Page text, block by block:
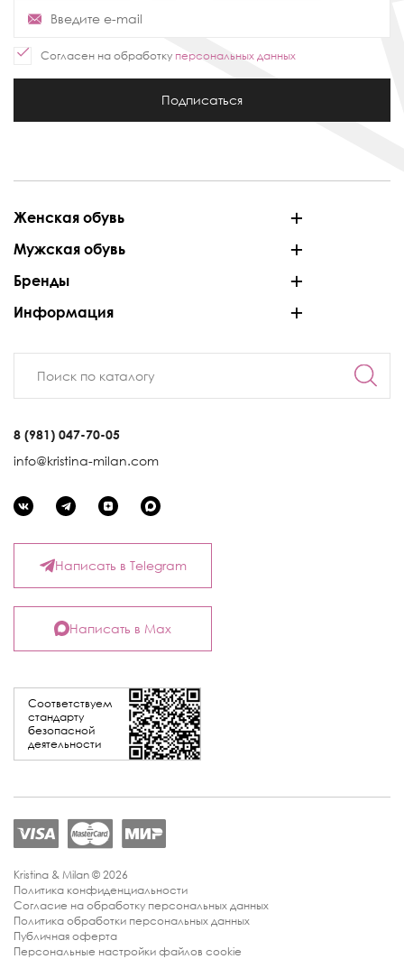
Согласен на обработку персональных данных
Подписаться
Женская обувь
Мужская обувь
Бренды
Информация
8 (981) 047-70-05
info@kristina-milan.com
Соответствуем
стандарту
безопасной
деятельности
Написать в Telegram
Написать в Max
Kristina & Milan © 2026
Политика конфиденциальности
Согласие на обработку персональных данных
Политика обработки персональных данных
Публичная оферта
Персональные настройки файлов cookie